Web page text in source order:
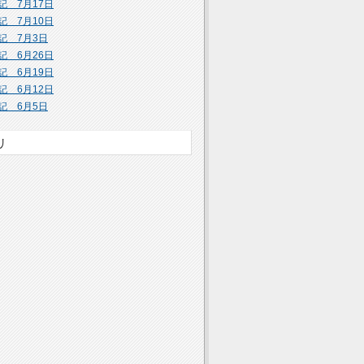
7月17日
7月10日
7月3日
6月26日
6月19日
6月12日
6月5日